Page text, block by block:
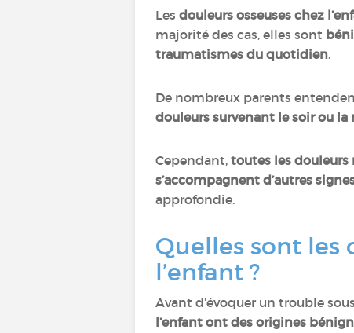
Les douleurs osseuses chez
majorité des cas, elles sont
traumatismes du quotidien.
De nombreux parents
douleurs survenant le soir ou la
Cependant, toutes les douleurs
s’accompagnent d’autres
approfondie.
Quelles sont les
l’enfant ?
Avant d’évoquer un trouble
l’enfant ont des origines